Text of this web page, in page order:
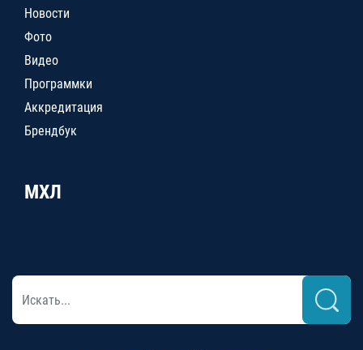
Новости
Фото
Видео
Программки
Аккредитация
Брендбук
МХЛ